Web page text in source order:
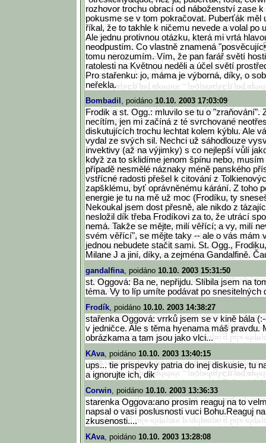
rozhovor trochu obrací od náboženství zase k
pokusme se v tom pokračovat. Puberťák měl
říkal, že to takhle k ničemu nevede a volal po
Ale jednu protivnou otázku, která mi vrtá
neodpustím. Co vlastně znamená
tomu nerozumím. Vím, že pan farář světí
ratolesti na Květnou neděli a účel světí
Pro stařenku: jo, máma je výborná, díky, o
neřekla.
Bombadil , poidáno 10.10. 2003 17:03:09
Frodik a st. Ogg.: mluvilo se tu o "zraňování".
necítím, jen mi začíná z té svrchované
diskutujících trochu lechtat kolem kýblu. Ale
vydal ze svých sil. Nechci už sáhodlouze
invektivy (až na výjimky) s co nejlepší vůlí
když za to sklidíme jenom špínu nebo,
případě nesmělé náznaky méně panského
vstřícné radosti přešel k citování z
zapšklému, byť oprávněnému kárání. Z toho
energie je tu na mě už moc (Frodíku, ty
Nekoukal jsem dost přesně, ale nikdo z
nesložil dík třeba Frodíkovi za to, že utrácí
nemá. Takže se mějte, milí věřící; a vy, milí
svém věřící", se mějte taky -- ale o vás mám
jednou nebudete stačit sami. St. Ogg.,
Milane J a jiní, díky, a zejména Gandalfině.
gandalfina, poidáno 10.10. 2003 15:31:50
st. Oggová: Ba ne, nepřijdu. Slíbila jsem na
téma. Vy to líp umíte podávat po snesitelných
Frodík, poidáno 10.10. 2003 14:38:27
stařenka Oggová: vrrků jsem se v kině bála
v jedničce. Ale s těma hyenama máš pravdu.
obrázkama a tam jsou jako vlci...
KAva, poidáno 10.10. 2003 13:40:15
ups... tie prispevky patria do inej diskusie, tu
a ignorujte ich, dik
Corwin, poidáno 10.10. 2003 13:36:33
starenka Oggova:ano prosim reaguj na to
napsal o vasi poslusnosti vuci Bohu.Reaguj
zkusenosti....
KAva, poidáno 10.10. 2003 13:28:08